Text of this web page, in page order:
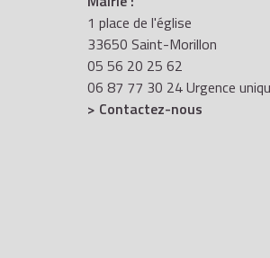
1 place de l'église
33650 Saint-Morillon
05 56 20 25 62
06 87 77 30 24 Urgence
> Contactez-nous